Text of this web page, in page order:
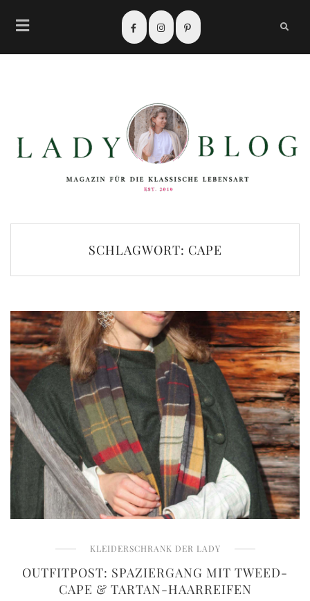
SCHLAGWORT: CAPE
KLEIDERSCHRANK DER LADY
OUTFITPOST: SPAZIERGANG MIT TWEED-
CAPE & TARTAN-HAARREIFEN